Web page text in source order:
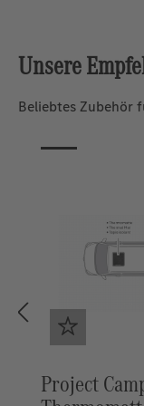
Unsere
Beliebtes Zubehör
50°Nord